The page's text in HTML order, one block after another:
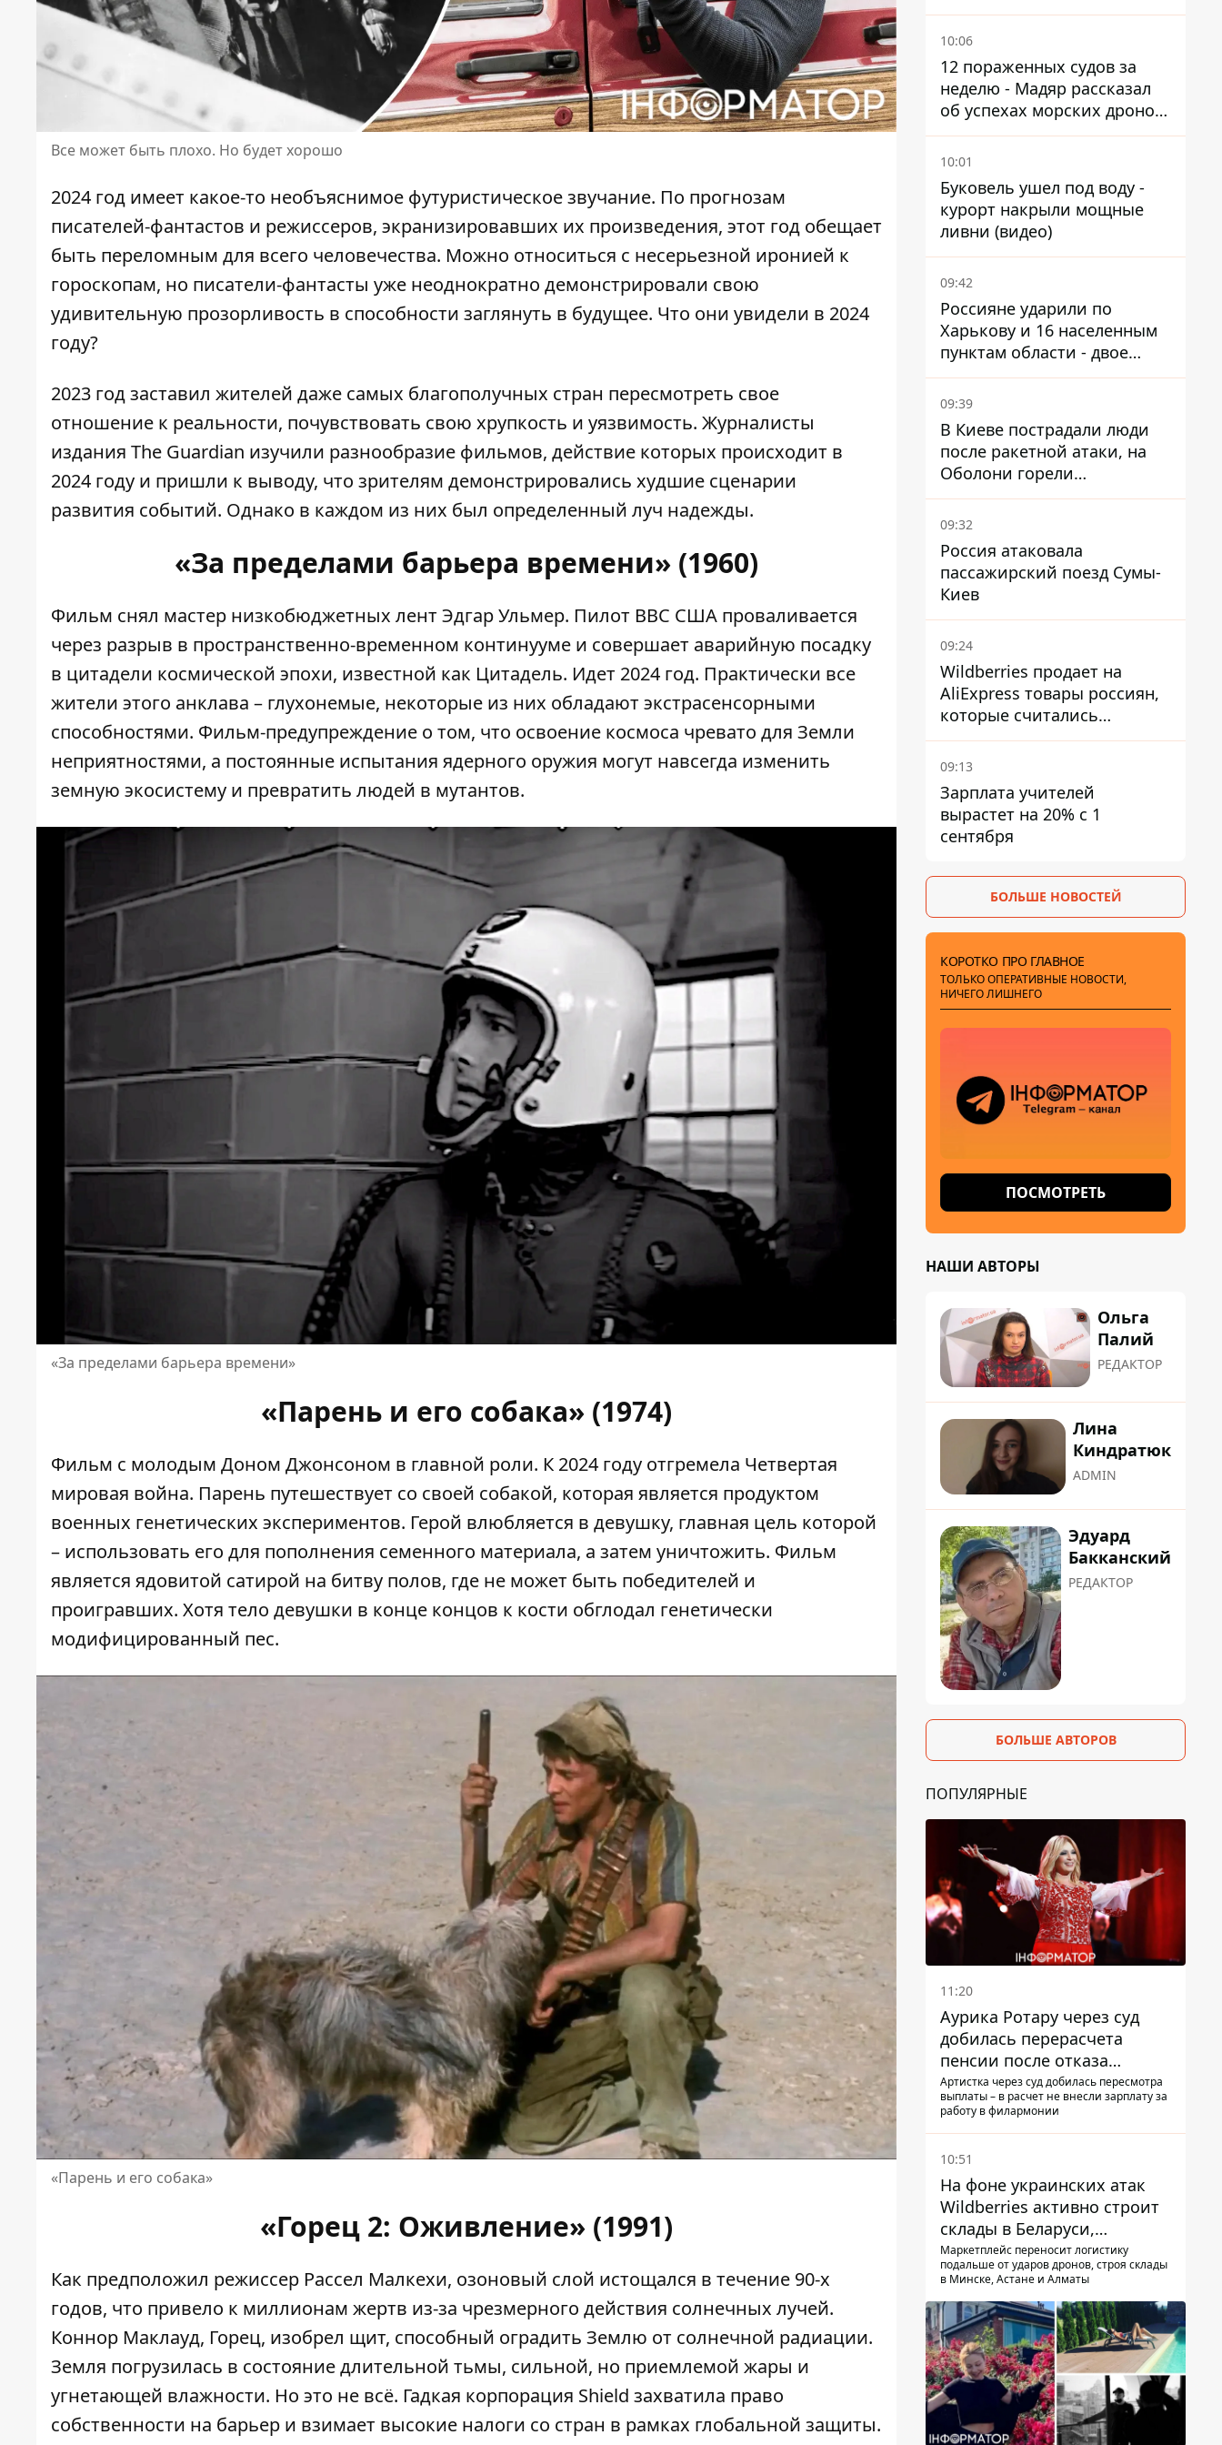
Все может быть плохо. Но будет хорошо
2024 год имеет какое-то необъяснимое футуристическое звучание. По прогнозам
писателей-фантастов и режиссеров, экранизировавших их произведения, этот год обещает
быть переломным для всего человечества. Можно относиться с несерьезной иронией к
гороскопам, но писатели-фантасты уже неоднократно демонстрировали свою
удивительную прозорливость в способности заглянуть в будущее. Что они увидели в 2024
году?
2023 год заставил жителей даже самых благополучных стран пересмотреть свое
отношение к реальности, почувствовать свою хрупкость и уязвимость. Журналисты
издания The Guardian изучили разнообразие фильмов, действие которых происходит в
2024 году и пришли к выводу, что зрителям демонстрировались худшие сценарии
развития событий. Однако в каждом из них был определенный луч надежды.
«За пределами барьера времени» (1960)
Фильм снял мастер низкобюджетных лент Эдгар Ульмер. Пилот ВВС США проваливается
через разрыв в пространственно-временном континууме и совершает аварийную посадку
в цитадели космической эпохи, известной как Цитадель. Идет 2024 год. Практически все
жители этого анклава – глухонемые, некоторые из них обладают экстрасенсорными
способностями. Фильм-предупреждение о том, что освоение космоса чревато для Земли
неприятностями, а постоянные испытания ядерного оружия могут навсегда изменить
земную экосистему и превратить людей в мутантов.
«За пределами барьера времени»
«Парень и его собака» (1974)
Фильм с молодым Доном Джонсоном в главной роли. К 2024 году отгремела Четвертая
мировая война. Парень путешествует со своей собакой, которая является продуктом
военных генетических экспериментов. Герой влюбляется в девушку, главная цель которой
– использовать его для пополнения семенного материала, а затем уничтожить. Фильм
является ядовитой сатирой на битву полов, где не может быть победителей и
проигравших. Хотя тело девушки в конце концов к кости обглодал генетически
модифицированный пес.
«Парень и его собака»
«Горец 2: Оживление» (1991)
Как предположил режиссер Рассел Малкехи, озоновый слой истощался в течение 90-х
годов, что привело к миллионам жертв из-за чрезмерного действия солнечных лучей.
Коннор Маклауд, Горец, изобрел щит, способный оградить Землю от солнечной радиации.
Земля погрузилась в состояние длительной тьмы, сильной, но приемлемой жары и
угнетающей влажности. Но это не всё. Гадкая корпорация Shield захватила право
собственности на барьер и взимает высокие налоги со стран в рамках глобальной защиты.
Мариуполь, а местных
оставляют без жилья
10:06
12 пораженных судов за
неделю - Мадяр рассказал
об успехах морских дронов
в Черном и Азовском морях
10:01
Буковель ушел под воду -
курорт накрыли мощные
ливни (видео)
09:42
Россияне ударили по
Харькову и 16 населенным
пунктам области - двое
погибших
09:39
В Киеве пострадали люди
после ракетной атаки, на
Оболони горели
резервуары с топливом
09:32
Россия атаковала
пассажирский поезд Сумы-
Киев
09:24
Wildberries продает на
AliExpress товары россиян,
которые считались
уничтоженными на складах
09:13
Зарплата учителей
вырастет на 20% с 1
сентября
БОЛЬШЕ НОВОСТЕЙ
КОРОТКО ПРО ГЛАВНОЕ
ТОЛЬКО ОПЕРАТИВНЫЕ НОВОСТИ,
НИЧЕГО ЛИШНЕГО
ПОСМОТРЕТЬ
НАШИ АВТОРЫ
Ольга
Палий
РЕДАКТОР
Лина
Киндратюк
ADMIN
Эдуард
Бакканский
РЕДАКТОР
БОЛЬШЕ АВТОРОВ
ПОПУЛЯРНЫЕ
11:20
Аурика Ротару через суд
добилась перерасчета
пенсии после отказа
Пенсионного фонда
Артистка через суд добилась пересмотра
выплаты – в расчет не внесли зарплату за
работу в филармонии
10:51
На фоне украинских атак
Wildberries активно строит
склады в Беларуси,
Казахстане, Узбекистане
Маркетплейс переносит логистику
подальше от ударов дронов, строя склады
в Минске, Астане и Алматы